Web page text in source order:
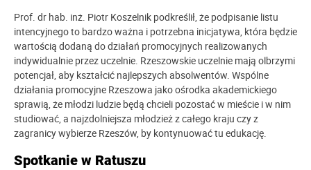
Prof. dr hab. inż. Piotr Koszelnik podkreślił, że podpisanie listu
intencyjnego to bardzo ważna i potrzebna inicjatywa, która będzie
wartością dodaną do działań promocyjnych realizowanych
indywidualnie przez uczelnie. Rzeszowskie uczelnie mają olbrzymi
potencjał, aby kształcić najlepszych absolwentów. Wspólne
działania promocyjne Rzeszowa jako ośrodka akademickiego
sprawią, że młodzi ludzie będą chcieli pozostać w mieście i w nim
studiować, a najzdolniejsza młodzież z całego kraju czy z
zagranicy wybierze Rzeszów, by kontynuować tu edukację.
Spotkanie w Ratuszu